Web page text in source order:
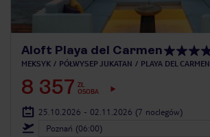
Aloft Playa del Carmen
MEKSYK PÓŁWYSEP JUKATAN PLAYA DEL CARMEN
8 357 ZŁ
OSOBA
25.10.2026 - 02.11.2026 (7 noclegów)
Poznań (06:00)